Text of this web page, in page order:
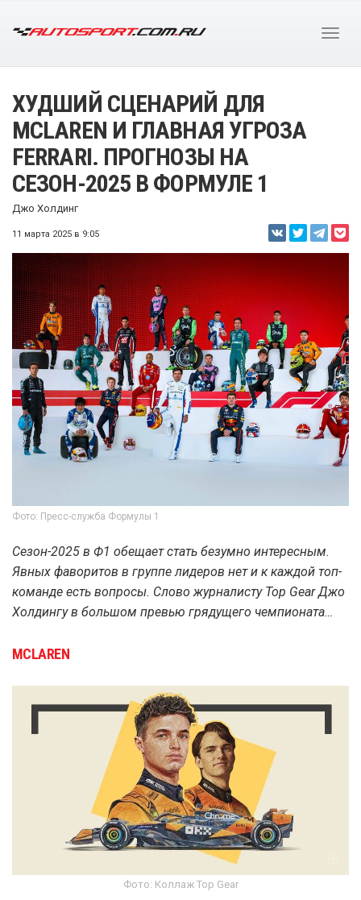
ХУДШИЙ СЦЕНАРИЙ ДЛЯ
MCLAREN И ГЛАВНАЯ УГРОЗА
FERRARI. ПРОГНОЗЫ НА
СЕЗОН-2025 В ФОРМУЛЕ 1
Джо Холдинг
11 марта 2025 в 9:05
Фото: Пресс-служба Формулы 1
Сезон-2025 в Ф1 обещает стать безумно интересным.
Явных фаворитов в группе лидеров нет и к каждой топ-
команде есть вопросы. Слово журналисту Top Gear Джо
Холдингу в большом превью грядущего чемпионата…
MCLAREN
Фото: Коллаж Top Gear